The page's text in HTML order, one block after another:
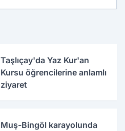
Taşlıçay'da Yaz Kur'an
Kursu öğrencilerine anlamlı
ziyaret
Muş-Bingöl karayolunda